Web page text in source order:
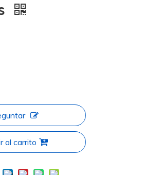
al carrito